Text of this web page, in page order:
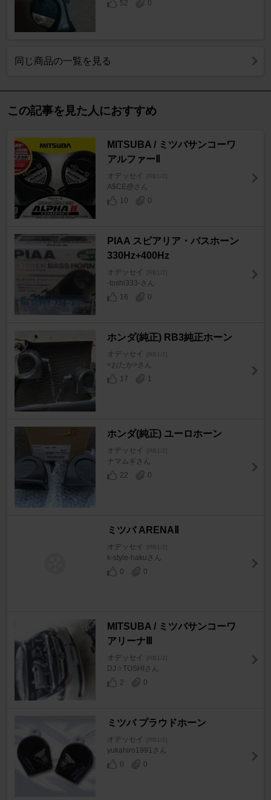
52 0
同じ商品の一覧を見る
この記事を見た人におすすめ
MITSUBA / ミツバサンコーワ
アルファーⅡ
オデッセイ [RB1/2]
A$CE@さん
10
0
PIAA スピアリア・バスホーン
330Hz+400Hz
オデッセイ [RB1/2]
-toshi333-さん
16
0
ホンダ(純正) RB3純正ホーン
オデッセイ [RB1/2]
<おたか>さん
17
1
ホンダ(純正) ユーロホーン
オデッセイ [RB1/2]
ナマムギさん
22
0
ミツバ ARENAⅡ
オデッセイ [RB1/2]
k-style-hakuさん
0
0
MITSUBA / ミツバサンコーワ
アリーナⅢ
オデッセイ [RB1/2]
DJ☆TOSHIさん
2
0
ミツバ プラウドホーン
オデッセイ [RB1/2]
yukahiro1991さん
0
0